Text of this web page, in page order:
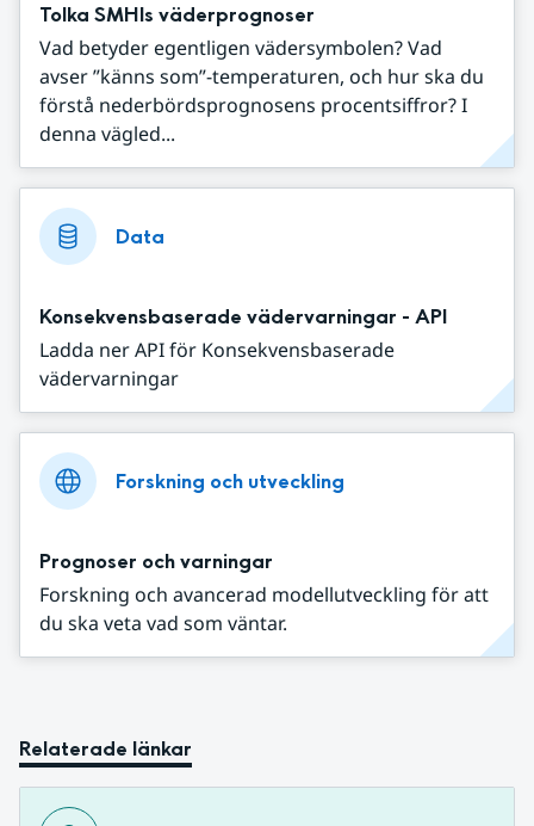
Tolka SMHIs väderprognoser
Vad betyder egentligen vädersymbolen? Vad
avser ”känns som”-temperaturen, och hur ska du
förstå nederbördsprognosens procentsiffror? I
denna vägled...
Data
Konsekvensbaserade vädervarningar - API
Ladda ner API för Konsekvensbaserade
vädervarningar
Forskning och utveckling
Prognoser och varningar
Forskning och avancerad modellutveckling för att
du ska veta vad som väntar.
Relaterade länkar